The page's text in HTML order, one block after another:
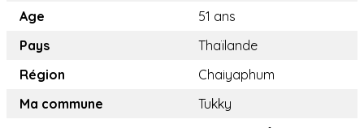
Age
51 ans
Pays
Thaïlande
Région
Chaiyaphum
Ma commune
Tukky